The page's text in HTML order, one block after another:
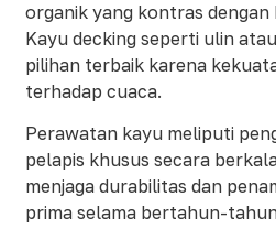
organik yang kontras dengan
Kayu decking seperti ulin
pilihan terbaik karena
terhadap cuaca.
Perawatan kayu meliputi
pelapis khusus secara
menjaga durabilitas dan
prima selama bertahun-